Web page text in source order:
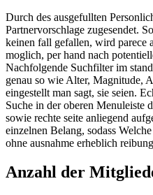
Durch des ausgefullten
Partnervorschlage zugesendet.
keinen fall gefallen, wird parece
moglich, per hand nach
Nachfolgende Suchfilter im
genau so wie Alter, Magnitude,
eingestellt man sagt, sie seien.
Suche in der oberen Menuleiste
sowie rechte seite anliegend
einzelnen Belang, sodass
ohne ausnahme erheblich
Anzahl der